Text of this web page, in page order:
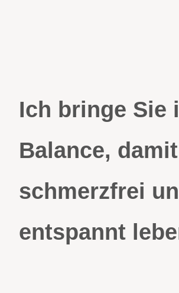
Ich bringe Sie
Balance,
schmerzfrei
entspannt